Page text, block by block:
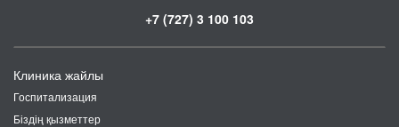
+7 (727) 3 100 103
Клиника жайлы
Госпитализация
Біздің қызметтер